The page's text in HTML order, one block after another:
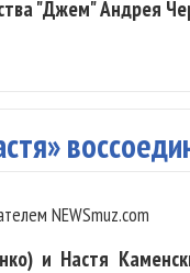
"Джем" Андрея
NEWSmuz.com
и Настя